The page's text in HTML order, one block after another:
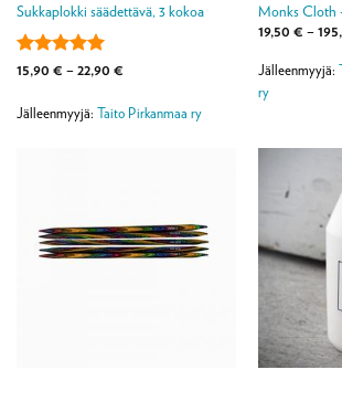
Sukkaplokki säädettävä, 3 kokoa
Arvostelu
/ 5
15,90 € – 22,90 €Hintaluokka:
22,90 €
Jälleenmyyjä: Taito Pirkanmaa ry
Monks Cloth
19,50 € –
Jälleenmyyjä:
ry